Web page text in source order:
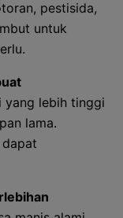
pestisida,
untuk
yang lebih tinggi
lama.